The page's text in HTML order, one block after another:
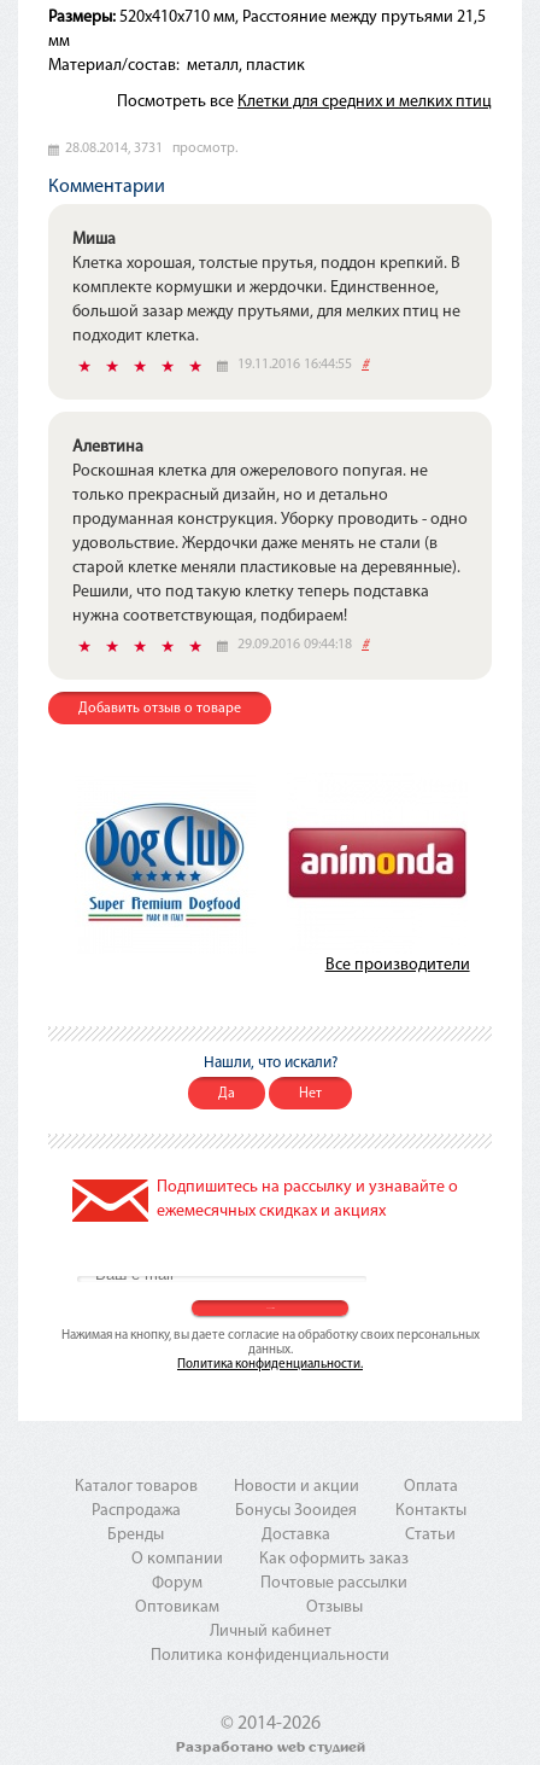
Размеры: 520х410х710 мм, Расстояние между прутьями 21,5
мм
Материал/состав: металл, пластик
Посмотреть все Клетки для средних и мелких птиц
28.08.2014, 3731 просмотр.
Комментарии
Миша
Клетка хорошая, толстые прутья, поддон крепкий. В
комплекте кормушки и жердочки. Единственное,
большой зазар между прутьями, для мелких птиц не
подходит клетка.
19.11.2016 16:44:55 #
Алевтина
Роскошная клетка для ожерелового попугая. не
только прекрасный дизайн, но и детально
продуманная конструкция. Уборку проводить - одно
удовольствие. Жердочки даже менять не стали (в
старой клетке меняли пластиковые на деревянные).
Решили, что под такую клетку теперь подставка
нужна соответствующая, подбираем!
29.09.2016 09:44:18 #
Добавить отзыв о товаре
Все производители
Нашли, что искали?
Да Нет
Подпишитесь на рассылку и узнавайте о
ежемесячных скидках и акциях
Нажимая на кнопку, вы даете согласие на обработку своих персональных
данных.
Политика конфиденциальности.
Каталог товаров
Распродажа
Бренды
Новости и акции
Бонусы Зооидея
Доставка
Оплата
Контакты
Статьи
О компании
Форум
Оптовикам
Как оформить заказ
Почтовые рассылки
Отзывы
Личный кабинет
Политика конфиденциальности
© 2014-2026
Разработано web студией